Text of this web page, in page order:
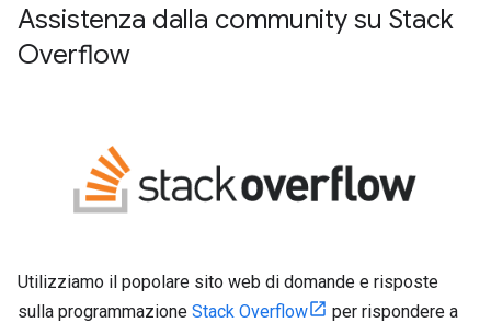
Assistenza dalla community su Stack
Overflow
Utilizziamo il popolare sito web di domande e risposte
sulla programmazione Stack Overflow
per rispondere a